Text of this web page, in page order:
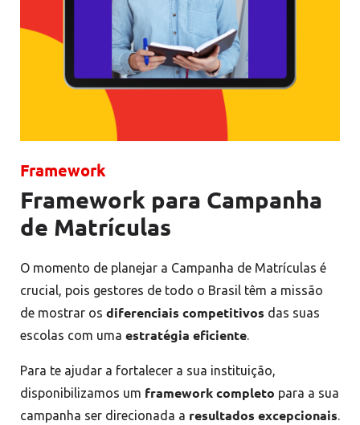
Framework
Framework para Campanha
de Matrículas
O momento de planejar a Campanha de Matrículas é
crucial, pois gestores de todo o Brasil têm a missão
de mostrar os diferenciais competitivos das suas
escolas com uma estratégia eficiente.
Para te ajudar a fortalecer a sua instituição,
disponibilizamos um framework completo para a sua
campanha ser direcionada a resultados excepcionais.